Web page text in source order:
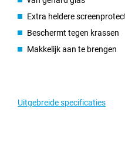
Extra heldere
Beschermt tegen krassen
Makkelijk aan te brengen
Uitgebreide specificaties